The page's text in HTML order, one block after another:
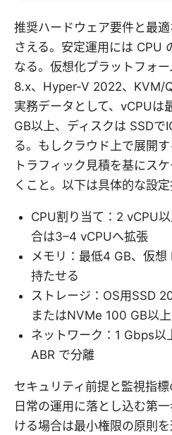
推奨ハードウェア要件と最
さえる。安定運用には CPU
なる。仮想化プラットフォ
8.x、Hyper-V 2022、KVM/
実務データとして、vCPUは
GB以上、ディスクは SSDで
る。もしクラウド上で展開
トラフィック見積を基にス
くこと。以下は具体的な設定
CPU割り当て：2 vCPU
合は3–4 vCPUへ拡張
メモリ：最低4 GB、仮
持たせる
ストレージ：OS用SSD
またはNVMe 100 GB以
ネットワーク：1 Gbps以
ABR で分離
セキュリティ前提と監視指
日常の運用に落とし込む第
ける場合は最小権限の原則